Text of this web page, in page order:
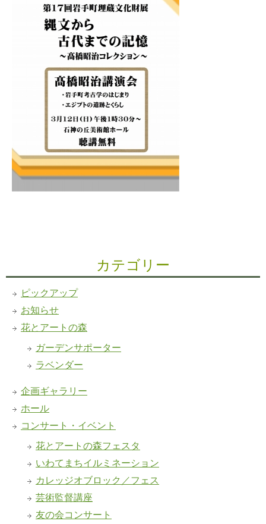
カテゴリー
ピックアップ
お知らせ
花とアートの森
ガーデンサポーター
ラベンダー
企画ギャラリー
ホール
コンサート・イベント
花とアートの森フェスタ
いわてまちイルミネーション
カレッジオブロック／フェス
芸術監督講座
友の会コンサート